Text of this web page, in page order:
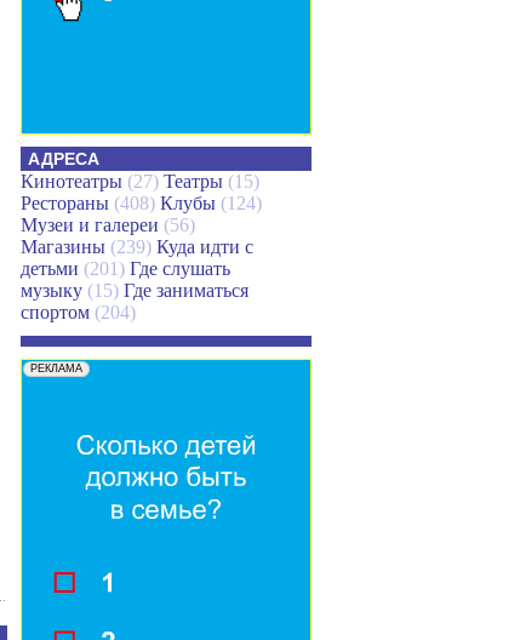
АДРЕСА
Кинотеатры(27) Театры(15)
Рестораны(408) Клубы(124)
Музеи и галереи (56)
Магазины(239) Куда идти с
детьми (201) Где слушать
музыку(15) Где заниматься
спортом(204)